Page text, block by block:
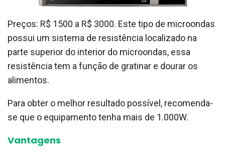
Preços: R$ 1500 a R$ 3000. Este tipo de microondas
possui um sistema de resistência localizado na
parte superior do interior do microondas, essa
resistência tem a função de gratinar e dourar os
alimentos.
Para obter o melhor resultado possível, recomenda-
se que o equipamento tenha mais de 1.000W.
Vantagens